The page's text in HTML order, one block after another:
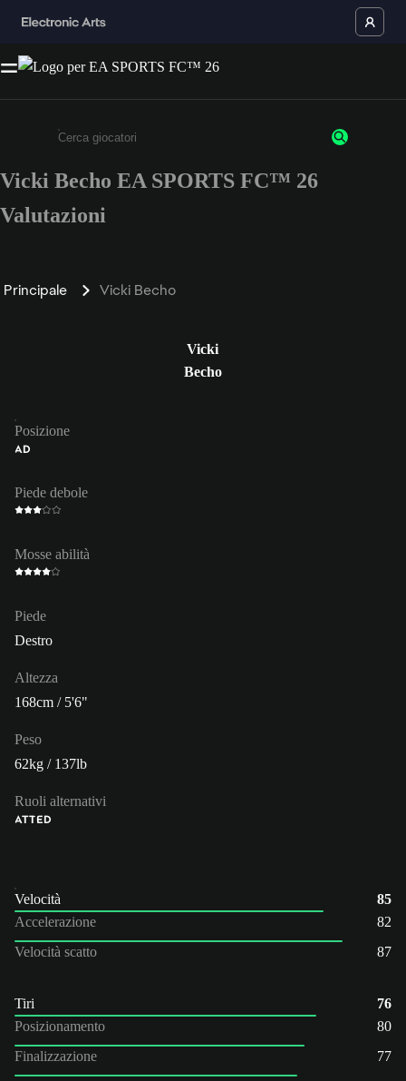
Inserisci un minimo di 3 caratteri o numeri.
Vicki Becho EA SPORTS FC™ 26
Valutazioni
Principale Vicki Becho
Vicki
Becho
Posizione
AD
Piede debole
Mosse abilità
Piede
Destro
Altezza
168cm / 5'6"
Peso
62kg / 137lb
Ruoli alternativi
ATTED
Velocità
85
Accelerazione
82
Velocità scatto
87
Tiri
76
Posizionamento
80
Finalizzazione
77